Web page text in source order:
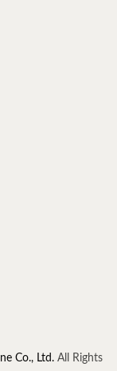
Co., Ltd.All Rights